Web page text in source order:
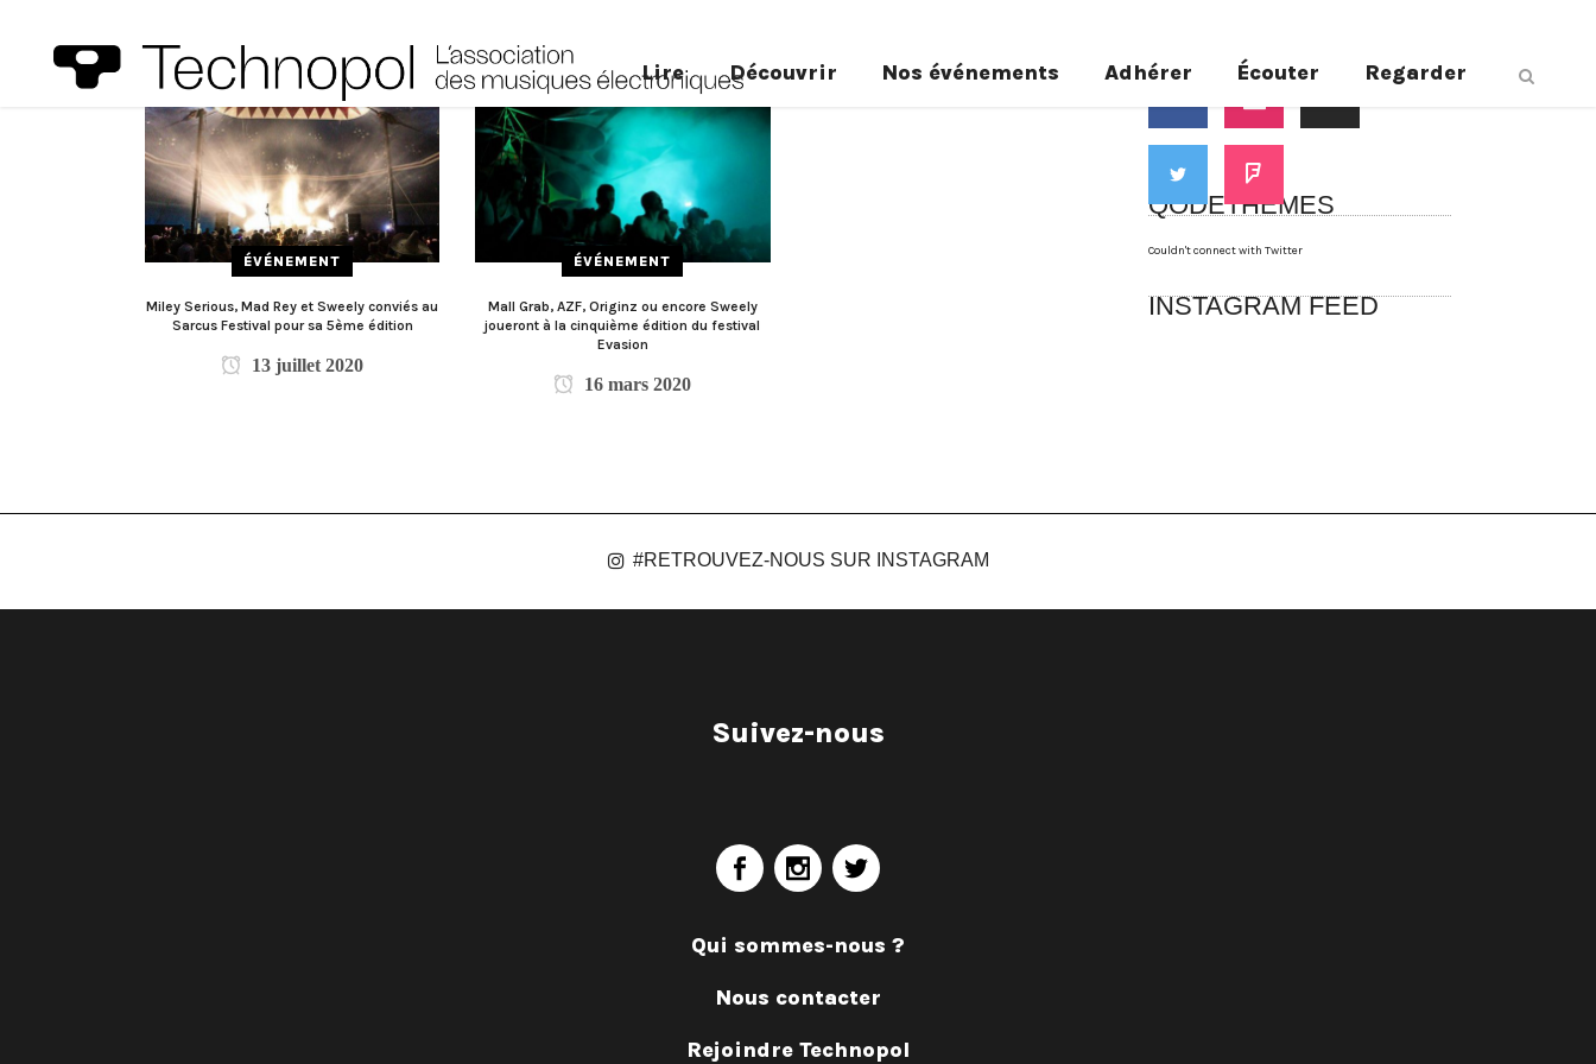
Lire Découvrir Nos événements Adhérer Écouter Regarder
ÉVÉNEMENT
Miley Serious, Mad Rey et Sweely conviés au
Sarcus Festival pour sa 5ème édition
13 juillet 2020
ÉVÉNEMENT
Mall Grab, AZF, Originz ou encore Sweely
joueront à la cinquième édition du festival
Evasion
16 mars 2020
Suivez-nous
QODETHEMES
Couldn't connect with Twitter
INSTAGRAM FEED
#RETROUVEZ-NOUS SUR INSTAGRAM
Suivez-nous
Qui sommes-nous ?
Nous contacter
Rejoindre Technopol